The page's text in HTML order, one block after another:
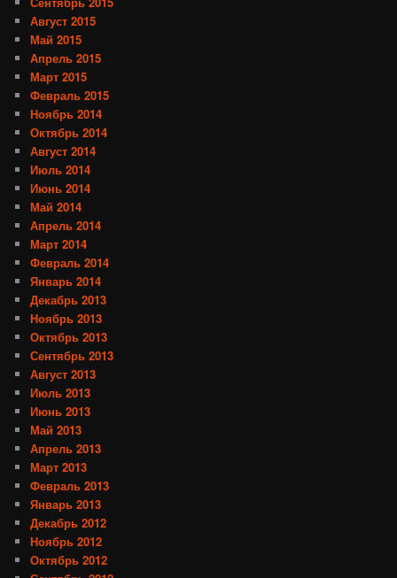
Август 2015
Май 2015
Апрель 2015
Март 2015
Февраль 2015
Ноябрь 2014
Октябрь 2014
Август 2014
Июль 2014
Июнь 2014
Май 2014
Апрель 2014
Март 2014
Февраль 2014
Январь 2014
Декабрь 2013
Ноябрь 2013
Октябрь 2013
Сентябрь 2013
Август 2013
Июль 2013
Июнь 2013
Май 2013
Апрель 2013
Март 2013
Февраль 2013
Январь 2013
Декабрь 2012
Ноябрь 2012
Октябрь 2012